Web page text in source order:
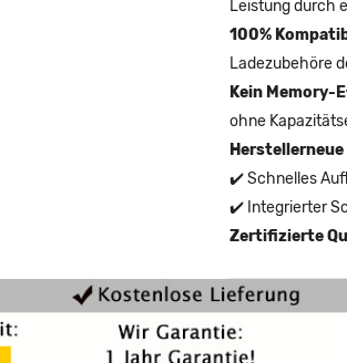
Leistung durch
100%
Ladezubehöre
Kein Memory-
ohne
✔️ Schnelles
✔️ Integrierter
Zertifizierte